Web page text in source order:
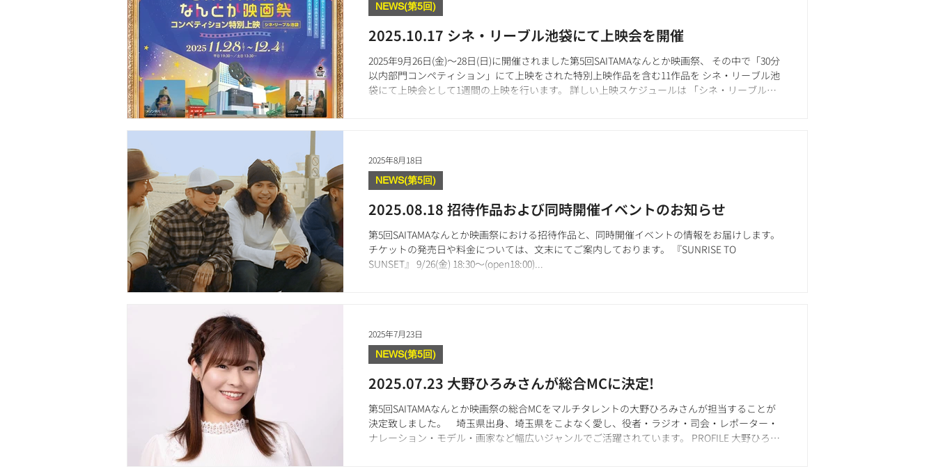
2025.10.17 シネ・リーブル池袋にて上映会を開催
2025年9月26日(金)〜28日(日)に開催されました第5回SAITAMAなんとか映画祭、 その中で「30分
以内部門コンペティション」にて上映をされた特別上映作品を含む11作品を シネ・リーブル池
袋にて上映会として1週間の上映を行います。 詳しい上映スケジュールは 「シネ・リーブル池
NEWS(第5回)
2025.08.18 招待作品および同時開催イベントのお知らせ
第5回SAITAMAなんとか映画祭における招待作品と、同時開催イベントの情報をお届けします。
チケットの発売日や料金については、文末にてご案内しております。 『SUNRISE TO
SUNSET』 9/26(金) 18:30〜(open18:00)...
NEWS(第5回)
2025年8月18日
2025.07.23 大野ひろみさんが総合MCに決定!
第5回SAITAMAなんとか映画祭の総合MCをマルチタレントの大野ひろみさんが担当することが
決定致しました。 埼玉県出身、埼玉県をこよなく愛し、役者・ラジオ・司会・レポーター・
ナレーション・モデル・画家など幅広いジャンルでご活躍されています。 PROFILE 大野ひろ
NEWS(第5回)
2025年7月23日